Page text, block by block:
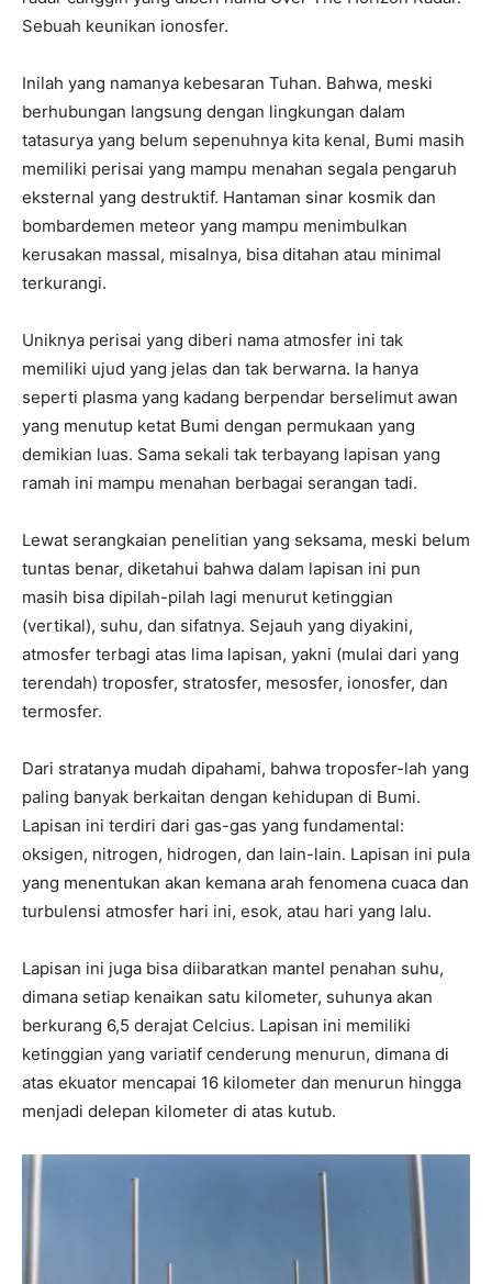
Sebuah keunikan ionosfer.
Inilah yang namanya kebesaran Tuhan. Bahwa, meski
berhubungan langsung dengan lingkungan dalam
tatasurya yang belum sepenuhnya kita kenal, Bumi masih
memiliki perisai yang mampu menahan segala pengaruh
eksternal yang destruktif. Hantaman sinar kosmik dan
bombardemen meteor yang mampu menimbulkan
kerusakan massal, misalnya, bisa ditahan atau minimal
terkurangi.
Uniknya perisai yang diberi nama atmosfer ini tak
memiliki ujud yang jelas dan tak berwarna. Ia hanya
seperti plasma yang kadang berpendar berselimut awan
yang menutup ketat Bumi dengan permukaan yang
demikian luas. Sama sekali tak terbayang lapisan yang
ramah ini mampu menahan berbagai serangan tadi.
Lewat serangkaian penelitian yang seksama, meski belum
tuntas benar, diketahui bahwa dalam lapisan ini pun
masih bisa dipilah-pilah lagi menurut ketinggian
(vertikal), suhu, dan sifatnya. Sejauh yang diyakini,
atmosfer terbagi atas lima lapisan, yakni (mulai dari yang
terendah) troposfer, stratosfer, mesosfer, ionosfer, dan
termosfer.
Dari stratanya mudah dipahami, bahwa troposfer-lah yang
paling banyak berkaitan dengan kehidupan di Bumi.
Lapisan ini terdiri dari gas-gas yang fundamental:
oksigen, nitrogen, hidrogen, dan lain-lain. Lapisan ini pula
yang menentukan akan kemana arah fenomena cuaca dan
turbulensi atmosfer hari ini, esok, atau hari yang lalu.
Lapisan ini juga bisa diibaratkan mantel penahan suhu,
dimana setiap kenaikan satu kilometer, suhunya akan
berkurang 6,5 derajat Celcius. Lapisan ini memiliki
ketinggian yang variatif cenderung menurun, dimana di
atas ekuator mencapai 16 kilometer dan menurun hingga
menjadi delepan kilometer di atas kutub.